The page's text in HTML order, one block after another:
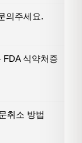
의주세요.
FDA 식약처증
취소 방법